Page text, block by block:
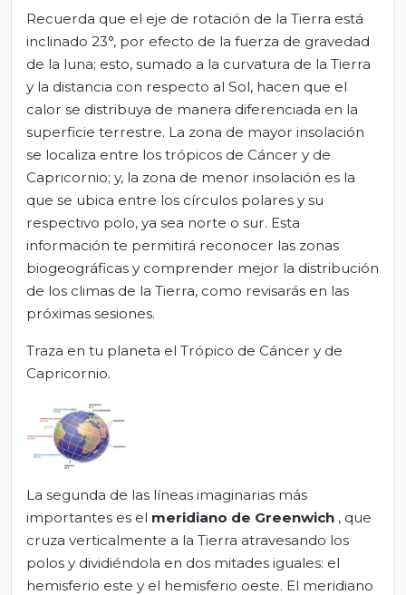
Recuerda que el eje de rotación de la Tierra está
inclinado 23°, por efecto de la fuerza de gravedad
de la luna; esto, sumado a la curvatura de la Tierra
y la distancia con respecto al Sol, hacen que el
calor se distribuya de manera diferenciada en la
superficie terrestre. La zona de mayor insolación
se localiza entre los trópicos de Cáncer y de
Capricornio; y, la zona de menor insolación es la
que se ubica entre los círculos polares y su
respectivo polo, ya sea norte o sur. Esta
información te permitirá reconocer las zonas
biogeográficas y comprender mejor la distribución
de los climas de la Tierra, como revisarás en las
próximas sesiones.
Traza en tu planeta el Trópico de Cáncer y de
Capricornio.
La segunda de las líneas imaginarias más
importantes es el meridiano de Greenwich , que
cruza verticalmente a la Tierra atravesando los
polos y dividiéndola en dos mitades iguales: el
hemisferio este y el hemisferio oeste. El meridiano